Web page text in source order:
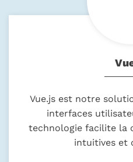
Vue.js est notre
interfaces
technologie facilite la
intuitives et